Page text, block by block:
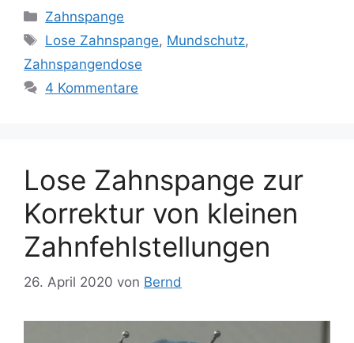
Kategorien
Zahnspange
Schlagwörter
Lose Zahnspange, Mundschutz,
Zahnspangendose
4 Kommentare
Lose Zahnspange zur
Korrektur von kleinen
Zahnfehlstellungen
26. April 2020 von Bernd